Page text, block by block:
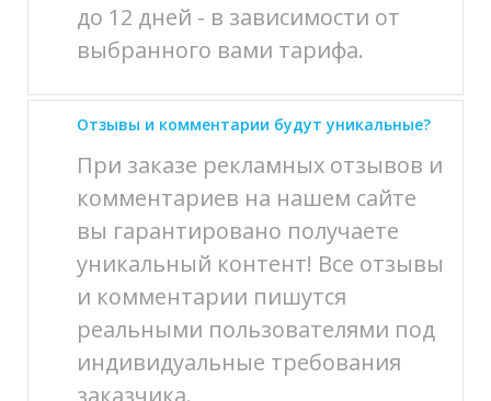
до 12 дней - в зависимости от
выбранного вами тарифа.
Отзывы и комментарии будут уникальные?
При заказе рекламных отзывов и
комментариев на нашем сайте
вы гарантировано получаете
уникальный контент! Все отзывы
и комментарии пишутся
реальными пользователями под
индивидуальные требования
заказчика.